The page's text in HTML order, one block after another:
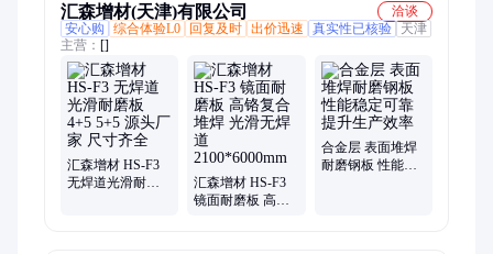
汇森增材(天津)有限公司
洽谈
安心购
综合体验L0 回复及时 出价迅速 真实性已核验
天津
主营： []
汇森增材 HS-F3
无焊道光滑耐磨
汇森增材 HS-F3
镜面耐磨板 高铬
合金层 表面堆焊
耐磨钢板 性能稳